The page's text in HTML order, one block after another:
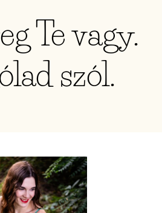
Te vagy.
szól.